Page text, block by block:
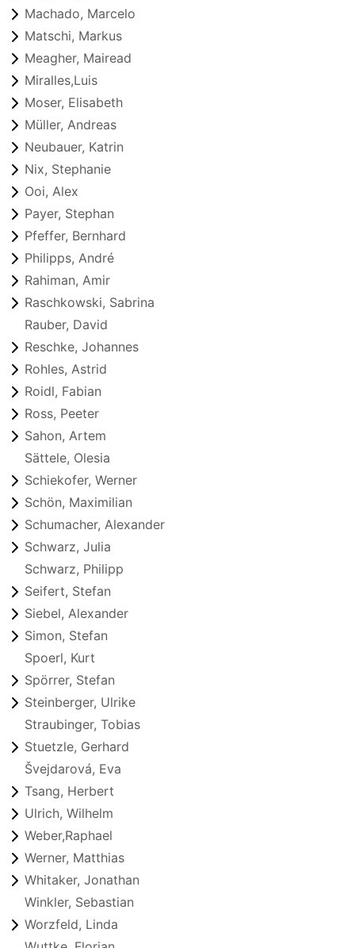
Machado, Marcelo
Matschi, Markus
Meagher, Mairead
Miralles,Luis
Moser, Elisabeth
Müller, Andreas
Neubauer, Katrin
Nix, Stephanie
Ooi, Alex
Payer, Stephan
Pfeffer, Bernhard
Philipps, André
Rahiman, Amir
Raschkowski, Sabrina
Rauber, David
Reschke, Johannes
Rohles, Astrid
Roidl, Fabian
Ross, Peeter
Sahon, Artem
Sättele, Olesia
Schiekofer, Werner
Schön, Maximilian
Schumacher, Alexander
Schwarz, Julia
Schwarz, Philipp
Seifert, Stefan
Siebel, Alexander
Simon, Stefan
Spoerl, Kurt
Spörrer, Stefan
Steinberger, Ulrike
Straubinger, Tobias
Stuetzle, Gerhard
Švejdarová, Eva
Tsang, Herbert
Ulrich, Wilhelm
Weber,Raphael
Werner, Matthias
Whitaker, Jonathan
Winkler, Sebastian
Worzfeld, Linda